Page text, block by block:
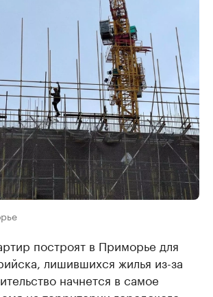
построят в Приморье для
лишившихся жилья из-за
начнется в самое